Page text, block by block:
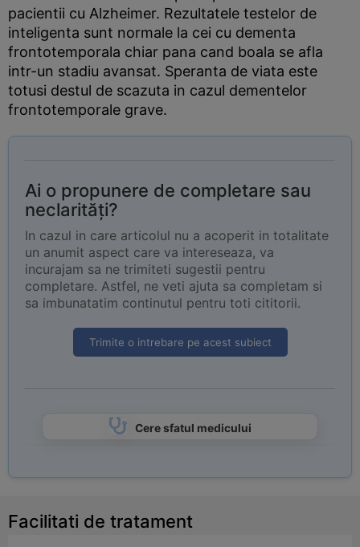
pacientii cu Alzheimer. Rezultatele testelor de
inteligenta sunt normale la cei cu dementa
frontotemporala chiar pana cand boala se afla
intr-un stadiu avansat. Speranta de viata este
totusi destul de scazuta in cazul dementelor
frontotemporale grave.
Ai o propunere de completare sau
neclarități?
In cazul in care articolul nu a acoperit in totalitate
un anumit aspect care va intereseaza, va
incurajam sa ne trimiteti sugestii pentru
completare. Astfel, ne veti ajuta sa completam si
sa imbunatatim continutul pentru toti cititorii.
Trimite o intrebare pe acest subiect
Cere sfatul medicului
Facilitati de tratament